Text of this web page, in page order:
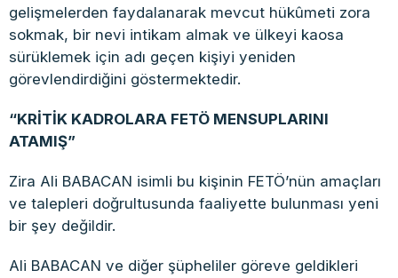
gelişmelerden faydalanarak mevcut hükûmeti zora
sokmak, bir nevi intikam almak ve ülkeyi kaosa
sürüklemek için adı geçen kişiyi yeniden
görevlendirdiğini göstermektedir.
“KRİTİK KADROLARA FETÖ MENSUPLARINI
ATAMIŞ”
Zira Ali BABACAN isimli bu kişinin FETÖ’nün amaçları
ve talepleri doğrultusunda faaliyette bulunması yeni
bir şey değildir.
Ali BABACAN ve diğer şüpheliler göreve geldikleri